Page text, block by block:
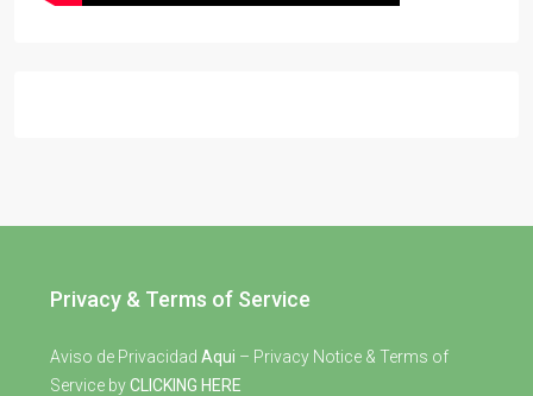
Privacy & Terms of Service
Aviso de Privacidad Aqui – Privacy Notice & Terms of
Service byCLICKING HERE